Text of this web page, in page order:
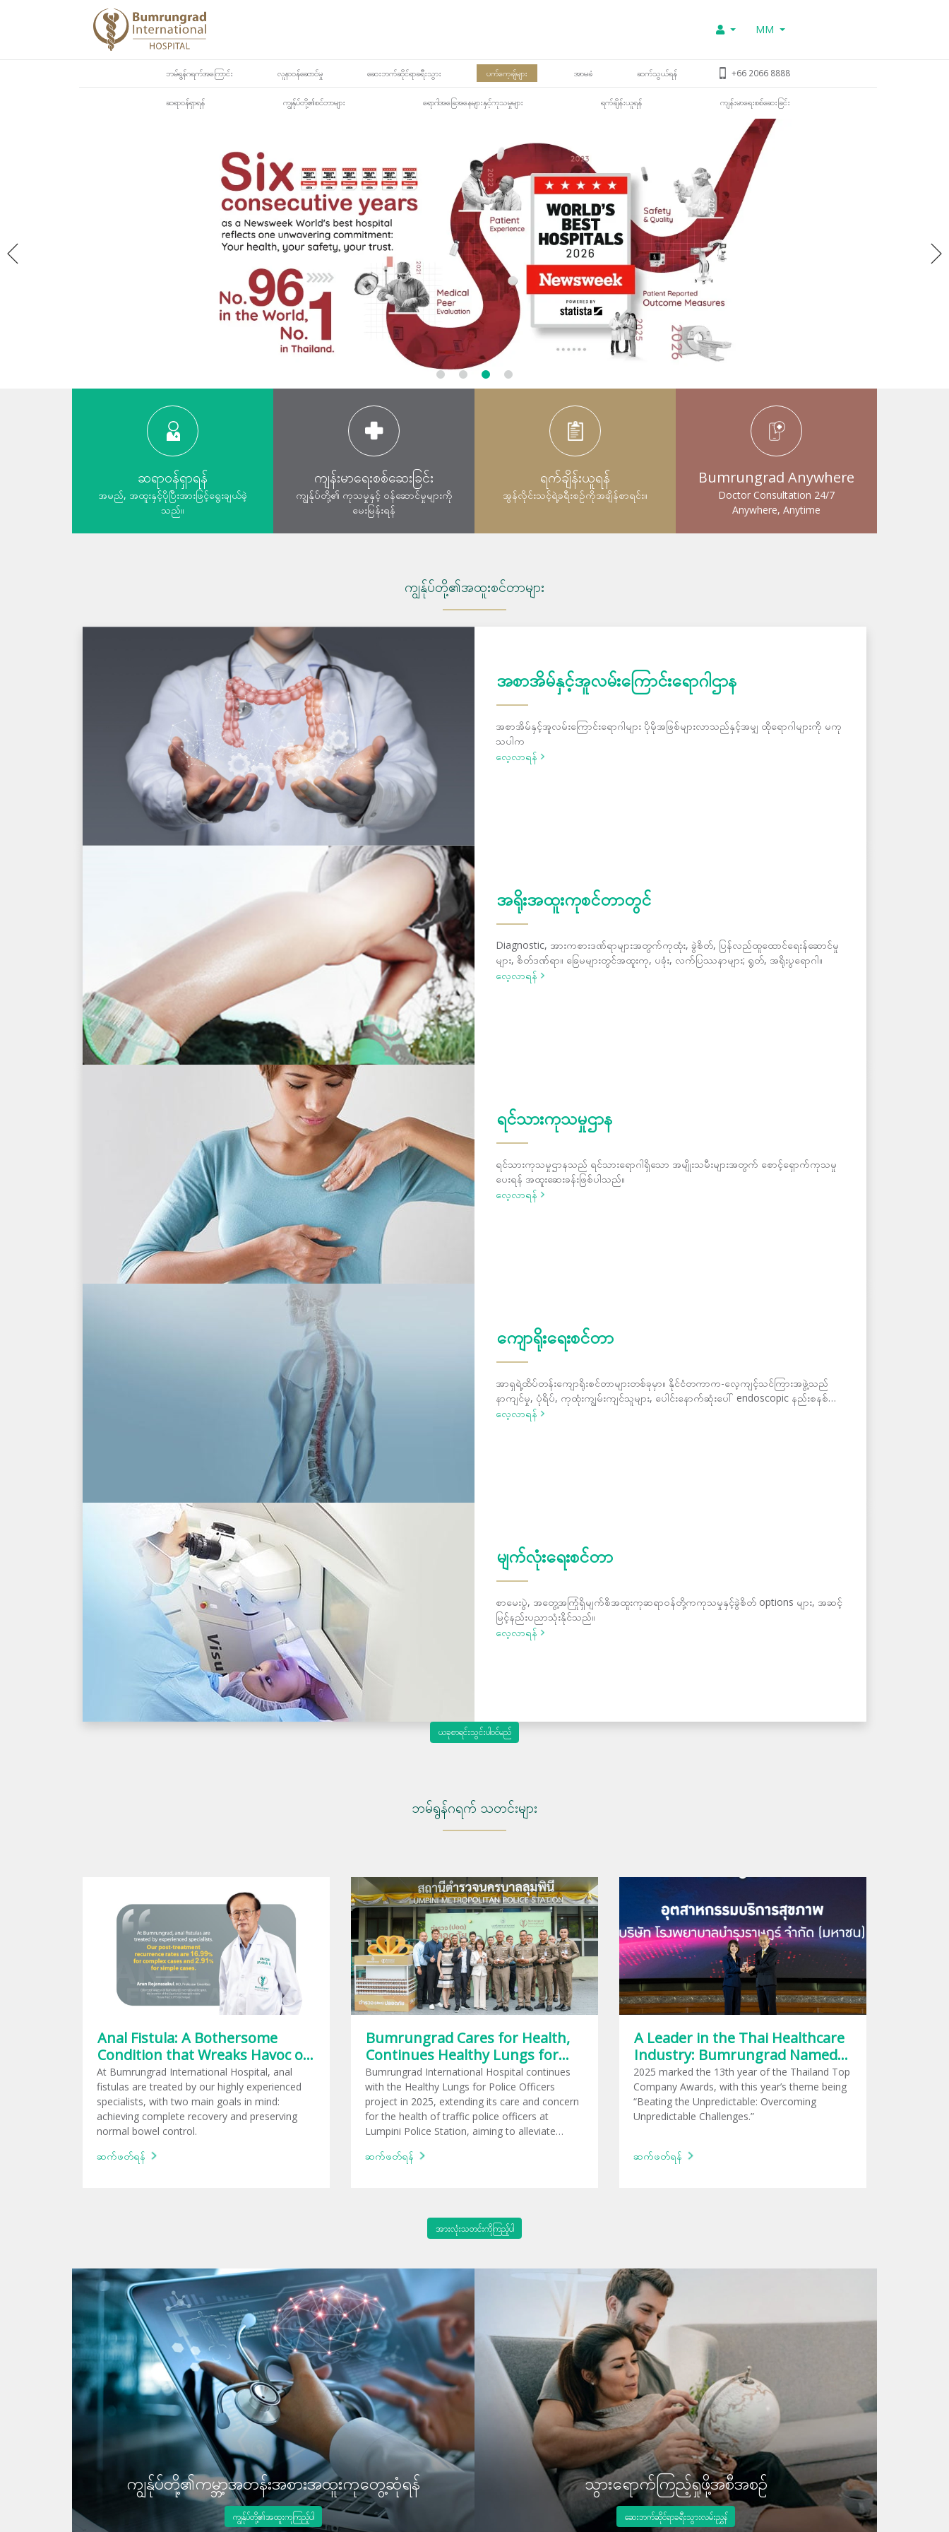
MM
ဘမ်ရွန်ဂရက်အကြောင်း လူနာဝန်ဆောင်မှု ဆေးဘက်ဆိုင်ရာခရီးသွား ပက်ကေ့ချ်များ အာမခံ ဆက်သွယ်ရန် +66 2066 8888
ဆရာဝန်ရှာရန် ကျွန်ုပ်တို့၏စင်တာများ ရောဂါအခြေအနေများနှင့်ကုသမှုများ ရက်ချိန်းယူရန် ကျန်းမာရေးစစ်ဆေးခြင်း
ဆရာဝန်ရှာရန်
အမည်, အထူးနှင့်ပိုပြီးအားဖြင့်ရွေးချယ်ခဲ့
သည်။
ကျန်းမာရေးစစ်ဆေးခြင်း
ကျွန်ုပ်တို့၏ ကုသမှုနှင့် ဝန်ဆောင်မှုများကို
မေးမြန်းရန်
ရက်ချိန်းယူရန်
အွန်လိုင်းသင့်ရဲ့ခရီးစဉ်ကိုအချိန်စာရင်း။
Bumrungrad Anywhere
Doctor Consultation 24/7
Anywhere, Anytime
ကျွန်ုပ်တို့၏အထူးစင်တာများ
အစာအိမ်နှင့်အူလမ်းကြောင်းရောဂါဌာန
အစာအိမ်နှင့်အူလမ်းကြောင်းရောဂါများ ပိုမိုအဖြစ်များလာသည်နှင့်အမျှ ထိုရောဂါများကို မကု
သပါက
လေ့လာရန်
အရိုးအထူးကုစင်တာတွင်
Diagnostic, အားကစားဒဏ်ရာများအတွက်ကုထုံး, ခွဲစိတ်, ပြန်လည်ထူထောင်ရေးန်ဆောင်မှု
များ, စိတ်ဒဏ်ရာ။ ခြေမများတွင်အထူးကု, ပခုံး, လက်ပြဿနာများ; ရွတ်, အရိုးပွရောဂါ။
လေ့လာရန်
ရင်သားကုသမှုဌာန
ရင်သားကုသမှုဌာနသည် ရင်သားရောဂါရှိသော အမျိုးသမီးများအတွက် စောင့်ရှောက်ကုသမှု
ပေးရန် အထူးဆေးခန်းဖြစ်ပါသည်။
လေ့လာရန်
ကျောရိုးရေးစင်တာ
အာရှရဲ့ထိပ်တန်းကျောရိုးစင်တာများတစ်ခုမှာ။ နိုင်ငံတကာက-လေ့ကျင့်သင်ကြားအဖွဲ့သည်
နာကျင်မှု, ပုံရိပ်, ကုထုံးကျွမ်းကျင်သူများ, ပေါင်းနောက်ဆုံးပေါ် endoscopic နည်းစနစ်များ
တွင်ကြုံတွေ့ခွဲစိတ်ပေးထားပါတယ်။
လေ့လာရန်
မျက်လုံးရေးစင်တာ
စာမေးပွဲ, အတွေ့အကြုံရှိမျက်စိအထူးကုဆရာဝန်တို့ကကုသမှုနှင့်ခွဲစိတ် options များ, အဆင့်
မြင့်နည်းပညာသုံးနိုင်သည်။
လေ့လာရန်
ယခုစာရင်းသွင်းပါဝင်မည်
ဘမ်ရွန်ဂရက် သတင်းများ
Anal Fistula: A Bothersome
Condition that Wreaks Havoc on
Quality of Life
At Bumrungrad International Hospital, anal
fistulas are treated by our highly experienced
specialists, with two main goals in mind:
achieving complete recovery and preserving
normal bowel control.
ဆက်ဖတ်ရန်
Bumrungrad Cares for Health,
Continues Healthy Lungs for
Police Officers Project in 2025
Bumrungrad International Hospital continues
with the Healthy Lungs for Police Officers
project in 2025, extending its care and concern
for the health of traffic police officers at
Lumpini Police Station, aiming to alleviate
PM2.5 air pollution.
ဆက်ဖတ်ရန်
A Leader in the Thai Healthcare
Industry: Bumrungrad Named
at the Thailand Top Company
Awards 2025
2025 marked the 13th year of the Thailand Top
Company Awards, with this year’s theme being
“Beating the Unpredictable: Overcoming
Unpredictable Challenges.”
ဆက်ဖတ်ရန်
အားလုံးသတင်းကိုကြည့်ပါ
ကျွန်ုပ်တို့၏ကမ္ဘာ့အတန်းအစားအထူးကုတွေ့ဆုံရန်
ကျွန်ုပ်တို့၏အထူးကုကြည့်ပါ
သွားရောက်ကြည့်ရှုဖို့အစီအစဉ်
ဆေးဘက်ဆိုင်ရာခရီးသွားလမ်းညွှန်